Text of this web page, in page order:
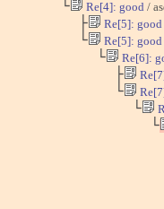
└ Re[4]: good /
├ Re[5]: good
└ Re[5]: good
└ Re[6]:
├
└
└
└